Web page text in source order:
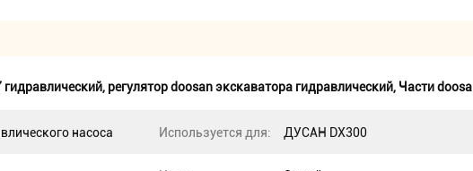
гидравлический, регулятор doosan экскаватора гидравлический, Части
насоса Используется для: ДУСАН DX300